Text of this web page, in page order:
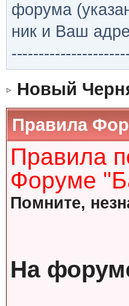
форума
ник и Ваш
Новый
Правила
Правила
Форуме
Помните,
На